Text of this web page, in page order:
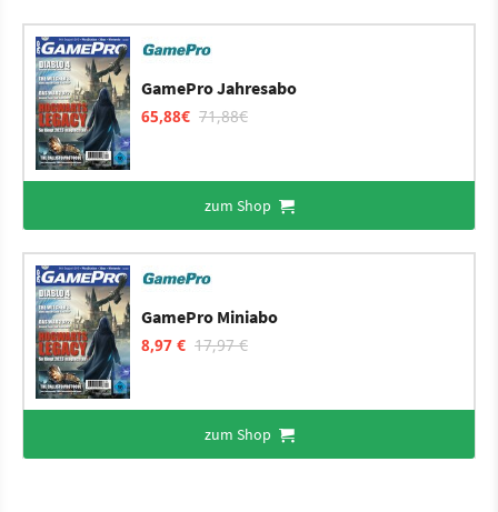
GamePro Jahresabo
65,88€ 71,88€
zum Shop
GamePro Miniabo
8,97 € 17,97 €
zum Shop